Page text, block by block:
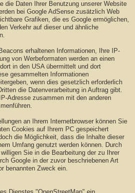
die Daten Ihrer Benutzung unserer Website
bei Google AdSense zusätzlich Web
Grafiken, die es Google ermöglichen,
Verkehr auf dieser und ähnliche
erhaltenen Informationen, Ihre IP-
von Werbeformaten werden an einen
in den USA übermittelt und dort
gesammelten Informationen
wenn dies gesetzlich erforderlich
die Datenverarbeitung in Auftrag gibt.
Adresse zusammen mit den anderen
an Ihrem Internetbrowser können Sie
Cookies auf Ihrem PC gespeichert
die Möglichkeit, dass die Inhalte dieser
Umfang genutzt werden können. Durch
Sie in die Bearbeitung der zu Ihrer
Google in der zuvor beschriebenen Art
benannten Zweck ein.